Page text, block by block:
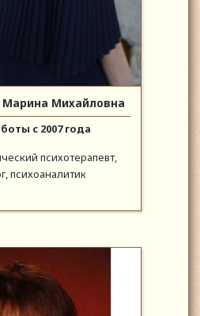
Марина Михайловна
с 2007 года
психотерапевт,
психоаналитик